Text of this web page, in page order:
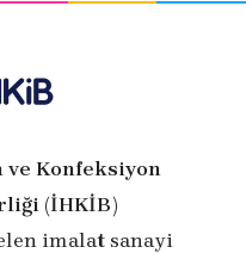
ve Konfeksiyon
(İHKİB)
imalat sanayi